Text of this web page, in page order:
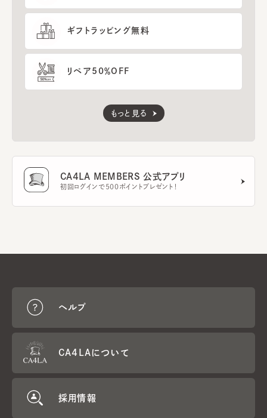
ギフトラッピング無料
リペア50％OFF
もっと見る
CA4LA MEMBERS 公式アプリ
初回ログインで500ポイントプレゼント！
ヘルプ
CA4LAについて
採用情報